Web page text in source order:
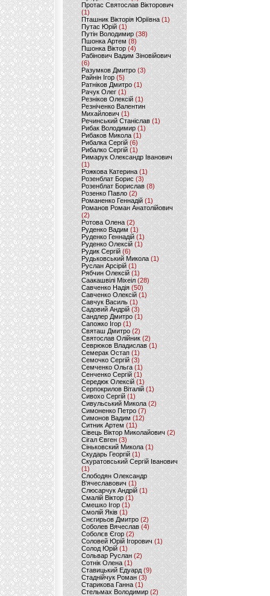
Протас Святослав Вікторович
(1)
Пташник Вікторія Юріївна (1)
Путас Юрій (1)
Путін Володимир(38)
Пшонка Артем (8)
Пшонка Віктор(4)
Рабінович Вадим Зіновійович
(6)
Разумков Дмитро (3)
Райнін Ігор(5)
Ратніков Дмитро (1)
Рачук Олег (1)
Резніков Олексій(1)
Резніченко Валентин
Михайлович (1)
Речинський Станіслав (1)
Рибак Володимир(1)
Рибаков Микола(1)
Рибалка Сергій (6)
Рибалко Сергій (1)
Римарук Олександр Іванович
(1)
Рожкова Катерина(1)
Розенблат Борис (3)
Розенблат Борислав (8)
Розенко Павло (2)
Романенко Геннадій (1)
Романов Роман Анатолійович
(2)
Ротова Олена(2)
Руденко Вадим (1)
Руденко Геннадій (1)
Руденко Олексій(1)
Рудик Сергій(6)
Рудьковський Микола (1)
Руслан Арсірій(1)
Рябчин Олексій (1)
Саакашвілі Міхеіл(28)
Савченко Надія (50)
Савченко Олексій(1)
Савчук Василь (1)
Садовий Андрій (3)
Сандлер Дмитро(1)
Сапожко Ігор(1)
Святаш Дмитро (2)
Святослав Олійник (2)
Севрюков Владислав (1)
Семерак Остап (1)
Семочко Сергій (3)
Семченко Ольга (1)
Сенченко Сергій(1)
Середюк Олексій(1)
Серпокрилов Віталій(1)
Сивохо Сергій(1)
Сивульський Микола(2)
Симоненко Петро(7)
Симонов Вадим (12)
Ситник Артем(11)
Сівець Віктор Миколайович(2)
Сігал Євген (3)
Сіньковский Микола(1)
Скударь Георгій (1)
Скуратовський Сергій Іванович
(1)
Слободян Олександр
В'ячеславович(1)
Слюсарчук Андрій(1)
Смалій Віктор (1)
Смешко Ігор (1)
Смолій Яків (1)
Снєгирьов Дмитро (2)
Соболев Вячеслав (4)
Соболєв Єгор(2)
Соловей Юрій Ігорович (1)
Солод Юрій (1)
Сольвар Руслан (2)
Сотнік Олена(1)
Ставицький Едуард (9)
Стаднійчук Роман(3)
Старикова Ганна (1)
Стельмах Володимир(2)